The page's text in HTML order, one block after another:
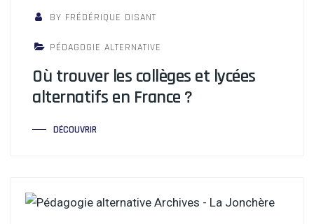
BY FRÉDÉRIQUE DISANT
PÉDAGOGIE ALTERNATIVE
Où trouver les collèges et lycées
alternatifs en France ?
DÉCOUVRIR